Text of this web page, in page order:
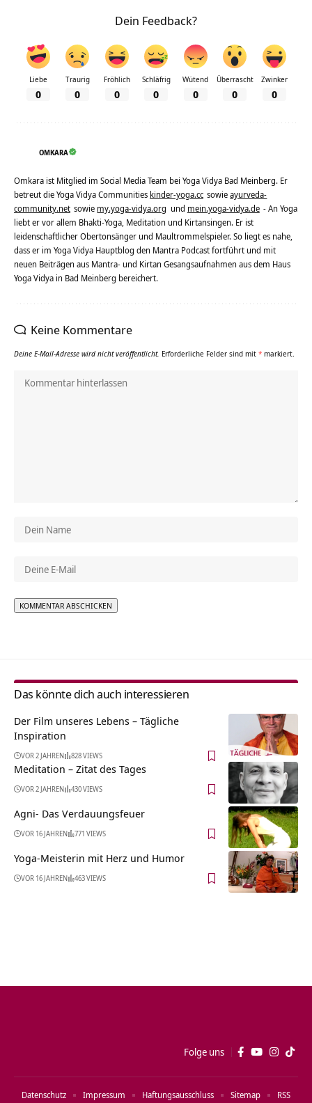
Dein Feedback?
Liebe
0
Traurig
0
Fröhlich
0
Schläfrig
0
Wütend
0
Überrascht
0
Zwinker
0
OMKARA
Omkara ist Mitglied im Social Media Team bei Yoga Vidya Bad Meinberg. Er
betreut die Yoga Vidya Communities kinder-yoga.cc sowieayurveda-
community.net sowie my.yoga-vidya.org und mein.yoga-vidya.de - An Yoga
liebt er vor allem Bhakti-Yoga, Meditation und Kirtansingen. Er ist
leidenschaftlicher Obertonsänger und Maultrommelspieler. So liegt es nahe,
dass er im Yoga Vidya Hauptblog den Mantra Podcast fortführt und mit
neuen Beiträgen aus Mantra- und Kirtan Gesangsaufnahmen aus dem Haus
Yoga Vidya in Bad Meinberg bereichert.
Keine Kommentare
Deine E-Mail-Adresse wird nicht veröffentlicht. Erforderliche Felder sind mit * markiert.
Das könnte dich auch interessieren
Der Film unseres Lebens – Tägliche
Inspiration
VOR 2 JAHREN 828 VIEWS
Meditation – Zitat des Tages
VOR 2 JAHREN 430 VIEWS
Agni- Das Verdauungsfeuer
VOR 16 JAHREN 771 VIEWS
Yoga-Meisterin mit Herz und Humor
VOR 16 JAHREN 463 VIEWS
Folge uns
Datenschutz Impressum Haftungsausschluss Sitemap RSS